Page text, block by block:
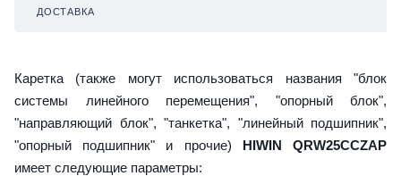
ДОСТАВКА
Каретка (также могут использоваться названия "блок
системы линейного перемещения", "опорный блок",
"направляющий блок", "танкетка", "линейный подшипник",
"опорный подшипник" и прочие) HIWIN QRW25CCZAP
имеет следующие параметры: